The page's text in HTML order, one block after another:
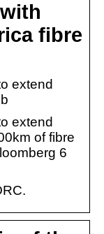
fibre
extend
extend
of fibre
6